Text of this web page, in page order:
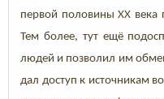
первой половины ХХ века
Тем более, тут ещё
людей и позволил им
дал доступ к источникам